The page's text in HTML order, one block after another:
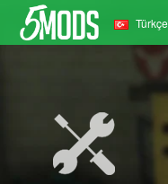
Türkçe